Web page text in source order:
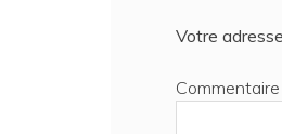
Votre
Commentaire